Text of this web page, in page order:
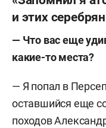
и этих
— Что вас еще
какие-то места?
— Я попал в
оставшийся еще
походов